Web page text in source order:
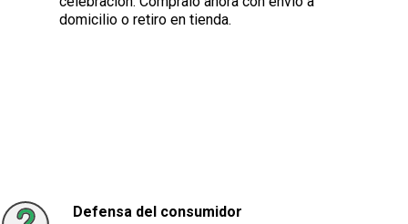
domicilio o retiro en tienda.
Defensa del consumidor